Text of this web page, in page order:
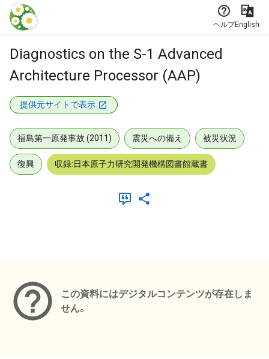
本文に飛ぶ
ヘルプEnglish
Diagnostics on the S-1 Advanced
Architecture Processor (AAP)
提供元サイトで表示
福島第一原発事故 (2011) 震災への備え 被災状況
復興 収録:日本原子力研究開発機構図書館蔵書
この資料にはデジタルコンテンツが存在しま
せん。